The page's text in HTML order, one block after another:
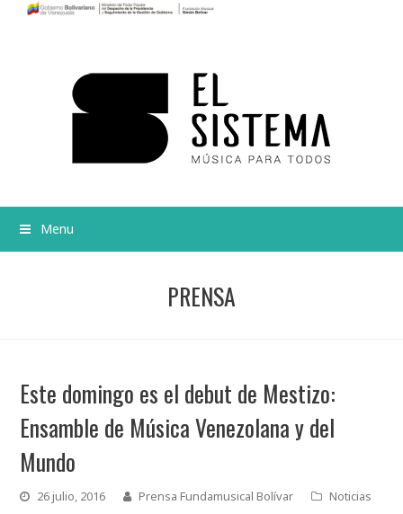
Menu
PRENSA
Este domingo es el debut de Mestizo:
Ensamble de Música Venezolana y del
Mundo
26 julio, 2016 Prensa Fundamusical Bolívar Noticias